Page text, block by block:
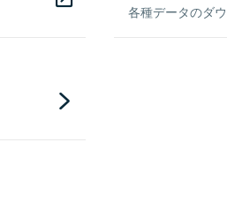
各種データのダ